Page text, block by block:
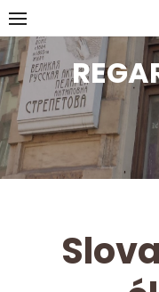
Skip
to
content